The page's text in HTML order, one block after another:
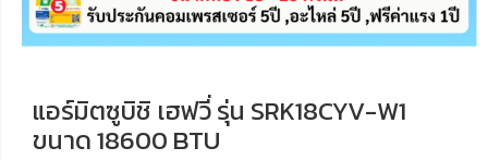
แอร์มิตซูบิชิ เฮฟวี่ รุ่น SRK18CYV-W1
ขนาด 18600 BTU